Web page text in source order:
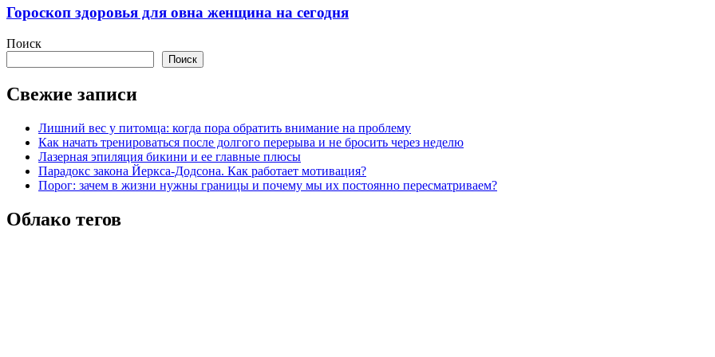
Гороскоп здоровья для овна женщина на сегодня
Поиск
Поиск
Свежие записи
Лишний вес у питомца: когда пора обратить внимание на проблему
Как начать тренироваться после долгого перерыва и не бросить через неделю
Лазерная эпиляция бикини и ее главные плюсы
Парадокс закона Йеркса-Додсона. Как работает мотивация?
Порог: зачем в жизни нужны границы и почему мы их постоянно пересматриваем?
Облако тегов